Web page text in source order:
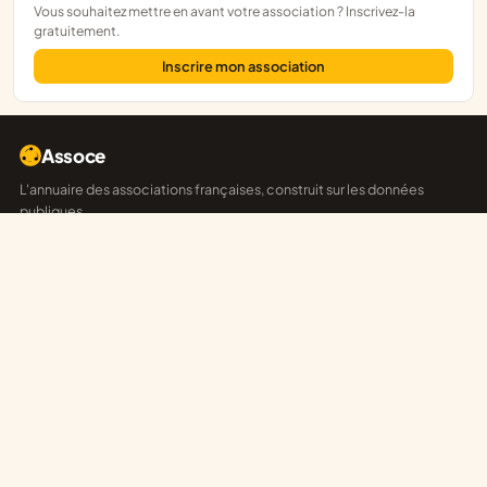
Vous souhaitez mettre en avant votre association ? Inscrivez-la
gratuitement.
Inscrire mon association
Assoce
L'annuaire des associations françaises, construit sur les données
publiques.